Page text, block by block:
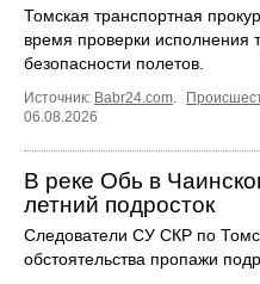
Томская транспортная
время проверки исполнения
безопасности полетов.
Источник: Babr24.com.
06.08.2026
В реке Обь в
летний подросток
Следователи СУ СКР по
обстоятельства пропажи